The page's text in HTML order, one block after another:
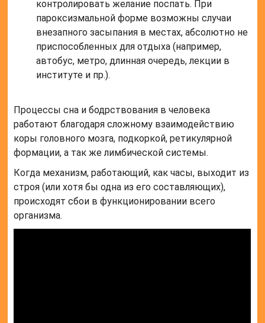
контролировать желание поспать. При
пароксизмальной форме возможны случаи
внезапного засыпания в местах, абсолютно не
приспособленных для отдыха (например,
автобус, метро, длинная очередь, лекции в
институте и пр.).
Процессы сна и бодрствования в человека
работают благодаря сложному взаимодействию
коры головного мозга, подкоркой, ретикулярной
формации, а так же лимбической системы.
Когда механизм, работающий, как часы, выходит из
строя (или хотя бы одна из его составляющих),
происходят сбои в функционировании всего
организма.